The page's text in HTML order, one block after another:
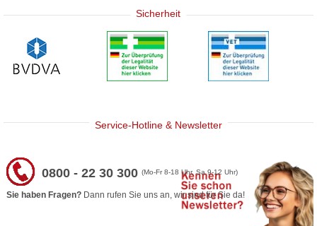
Sicherheit
Service-Hotline & Newsletter
0800 - 22 30 300(Mo-Fr 8-18 Uhr, Sa 9-12 Uhr)
Sie haben Fragen? Dann rufen Sie uns an, wir sind für Sie da!